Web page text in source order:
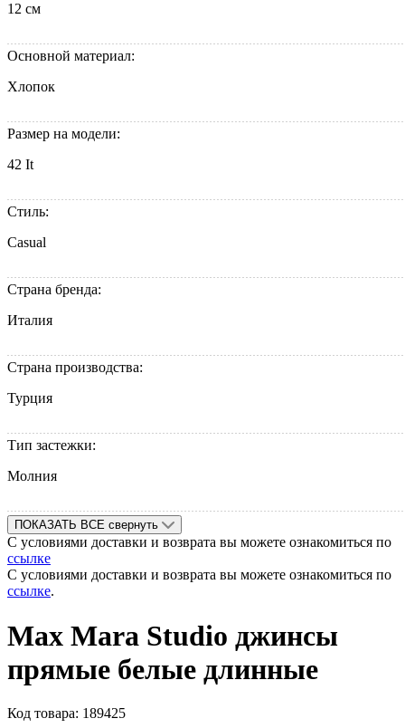
12 см
Основной материал:
Хлопок
Размер на модели:
42 It
Стиль:
Casual
Страна бренда:
Италия
Страна производства:
Турция
Тип застежки:
Молния
ПОКАЗАТЬ ВСЕ свернуть
С условиями доставки и возврата вы можете ознакомиться по
ссылке
С условиями доставки и возврата вы можете ознакомиться по
ссылке.
Max Mara Studio джинсы
прямые белые длинные
Код товара: 189425